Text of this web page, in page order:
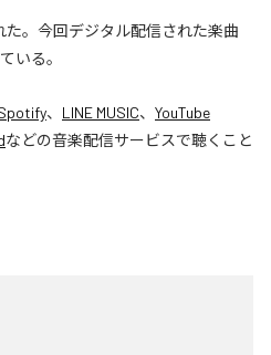
た。今回デジタル配信された楽曲
いる。
、 LINE MUSIC、 YouTube
などの音楽配信サービスで聴くこと